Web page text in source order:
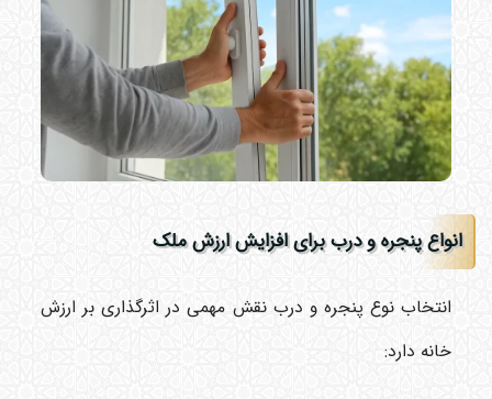
انواع پنجره و درب برای افزایش ارزش ملک
انتخاب نوع پنجره و درب نقش مهمی در اثرگذاری بر ارزش
خانه دارد: